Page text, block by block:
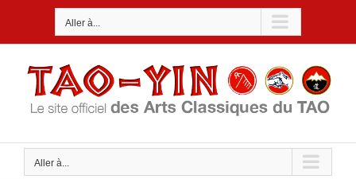
Aller à...
Aller à...